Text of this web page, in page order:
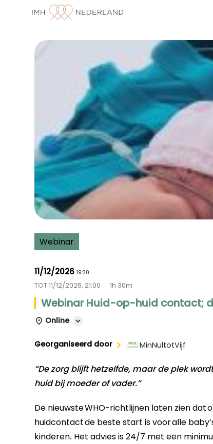
Webinar
11/12/2026 19:30
TOT11/12/2026, 21:00 1h 30m
Webinar Huid-op-huid contact;
Online
Georganiseerd door MinNultotVijf
“De zorg blijft hetzelfde, maar de plek
huid bij moeder of vader.”
De nieuwsteWHO-richtlijnen laten zien dat
huidcontactde beste start is vooralle
kinderen. Het advies is 24/7 met een